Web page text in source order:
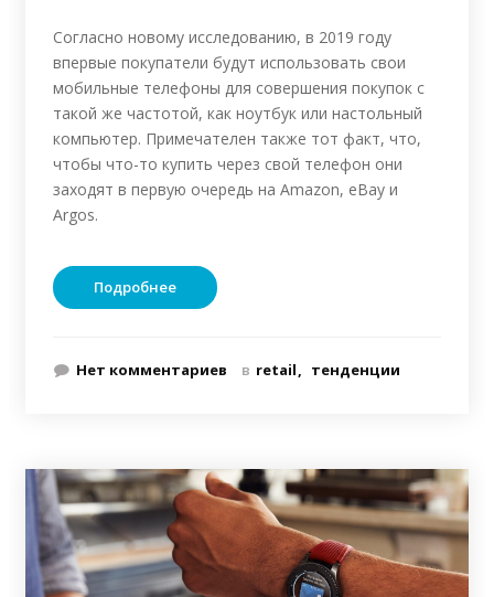
Согласно новому исследованию, в 2019 году
впервые покупатели будут использовать свои
мобильные телефоны для совершения покупок с
такой же частотой, как ноутбук или настольный
компьютер. Примечателен также тот факт, что,
чтобы что-то купить через свой телефон они
заходят в первую очередь на Amazon, eBay и
Argos.
Подробнее
Нет комментариев в retail тенденции